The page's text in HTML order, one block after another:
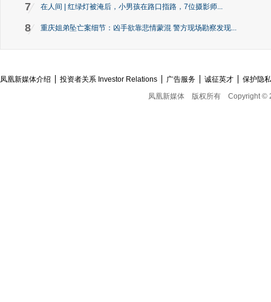
7 在人间 | 红绿灯被淹后，小男孩在路口指路，7位摄影师...
8 重庆姐弟坠亡案细节：凶手欲靠悲情蒙混 警方现场勘察发现...
凤凰新媒体介绍 投资者关系 Investor Relations 广告服务 诚征英才
保护隐
凤凰新媒体
版权所有 Copyright ©